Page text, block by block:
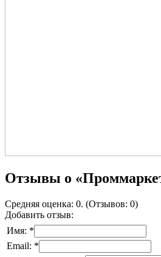
Отзывы о
Средняя оценка: 0. (Отзывов: 0)
Добавить отзыв:
Имя: *
Email: *